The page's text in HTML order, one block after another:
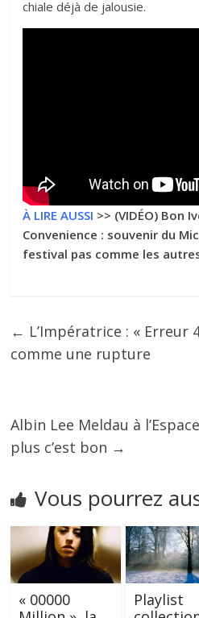
chiale déjà de jalousie.
À LIRE AUSSI >> (VIDÉO) Bon
Convenience : souvenir du
festival pas comme les
← L’Impératrice : « Erreur
comme une rupture
Albin Lee Meldau à
plus c’est bon →
Vous pourrez
« 00000
Playlist